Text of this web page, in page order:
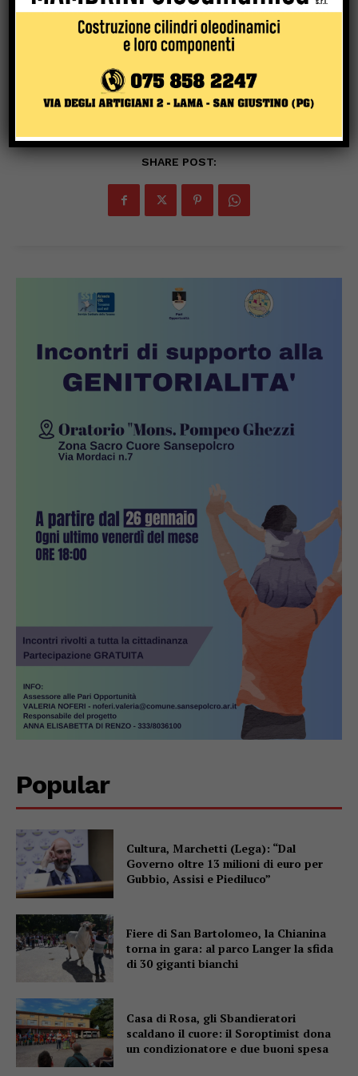
Save my name, email, and website in this browser for the
next time I comment.
SHARE POST:
Popular
Cultura, Marchetti (Lega): “Dal
Governo oltre 13 milioni di euro per
Gubbio, Assisi e Piediluco”
Fiere di San Bartolomeo, la Chianina
torna in gara: al parco Langer la sfida
di 30 giganti bianchi
Casa di Rosa, gli Sbandieratori
scaldano il cuore: il Soroptimist dona
un condizionatore e due buoni spesa